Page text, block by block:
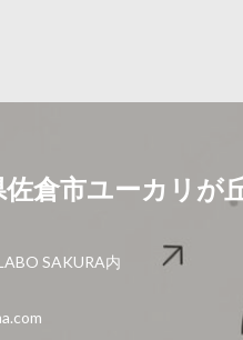
倉市ユーカリが
SAKURA内